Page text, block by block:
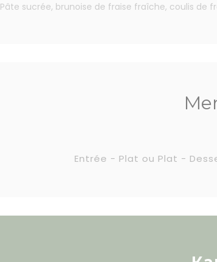
Pâte sucrée, brunoise de fraise fraîche, coulis
Entrée - Plat ou Plat -